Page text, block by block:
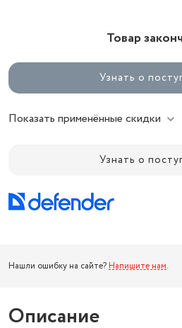
Товар
Узнать о
Показать применённые скидки
Узнать о
Нашли ошибку на сайте? Напишите нам.
Описание